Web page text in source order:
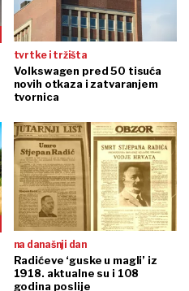
tvrtke i tržišta
Volkswagen pred 50 tisuća
novih otkaza i zatvaranjem
tvornica
na današnji dan
Radićeve ‘guske u magli’ iz
1918. aktualne su i 108
godina poslije